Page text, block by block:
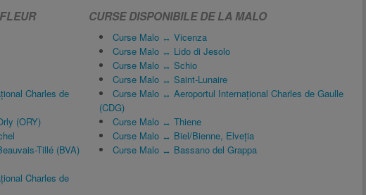
Charles de
(ORY)
Tillé (BVA)
Charles de
CURSE DISPONIBILE DE LA MALO
Curse Malo ↔ Vicenza
Curse Malo ↔ Lido di Jesolo
Curse Malo ↔ Schio
Curse Malo ↔ Saint-Lunaire
Curse Malo ↔ Aeroportul Internațional Charles de Gaulle
(CDG)
Curse Malo ↔ Thiene
Curse Malo ↔ Biel/Bienne, Elveţia
Curse Malo ↔ Bassano del Grappa